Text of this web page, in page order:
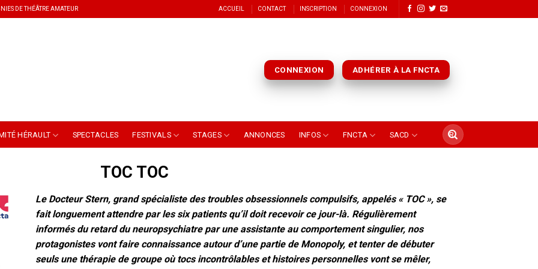
DE THÉÂTRE AMATEUR ACCUEIL CONTACT INSCRIPTION CONNEXION
CONNEXION ADHÉRER À LA FNCTA
HÉRAULT SPECTACLES FESTIVALS STAGES ANNONCES INFOS FNCTA SACD
TOC TOC
Le Docteur Stern, grand spécialiste des troubles obsessionnels compulsifs, appelés « TOC », se
fait longuement attendre par les six patients qu’il doit recevoir ce jour-là. Régulièrement
informés du retard du neuropsychiatre par une assistante au comportement singulier, nos
protagonistes vont faire connaissance autour d’une partie de Monopoly, et tenter de débuter
seuls une thérapie de groupe où tocs incontrôlables et histoires personnelles vont se mêler,